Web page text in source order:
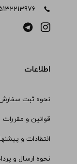
اطلاعات
نحوه ثبت
قوانین و مقررات
انتقادات و
نحوه ارسال و